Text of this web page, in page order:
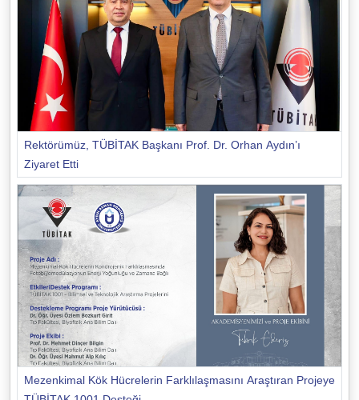
Rektörümüz, TÜBİTAK Başkanı Prof. Dr. Orhan Aydın’ı
Ziyaret Etti
Mezenkimal Kök Hücrelerin Farklılaşmasını Araştıran Projeye